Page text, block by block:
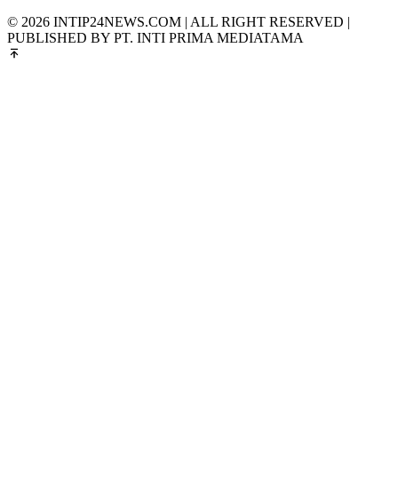
© 2026 INTIP24NEWS.COM | ALL RIGHT RESERVED |
PUBLISHED BY PT. INTI PRIMA MEDIATAMA